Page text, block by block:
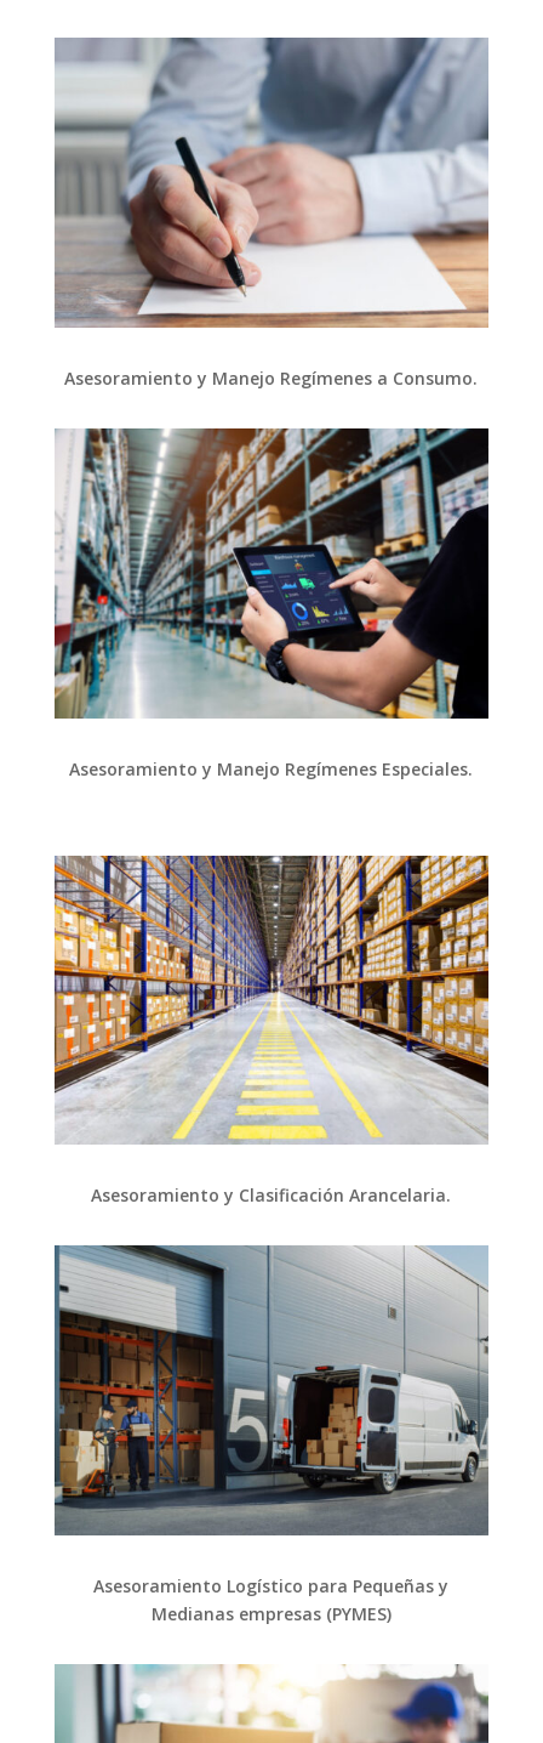
Asesoramiento y Manejo Regímenes a Consumo.
Asesoramiento y Manejo Regímenes Especiales.
Asesoramiento y Clasificación Arancelaria.
Asesoramiento Logístico para Pequeñas y
Medianas empresas (PYMES)